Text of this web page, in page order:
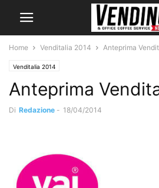
Home Venditalia 2014 Anteprima
Venditalia 2014
Anteprima
Di Redazione - 18/04/2014